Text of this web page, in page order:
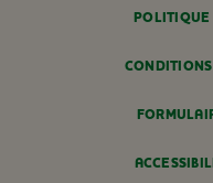
POLITIQUE